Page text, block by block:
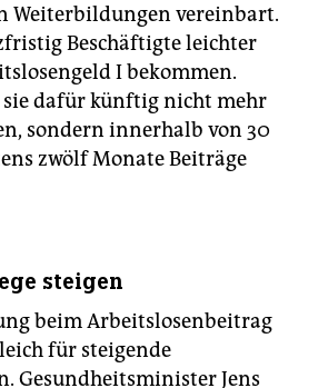
Weiterbildungen vereinbart.
Beschäftigte leichter
I bekommen.
sie dafür künftig nicht mehr
sondern innerhalb von 30
zwölf Monate Beiträge
steigen
beim Arbeitslosenbeitrag
für steigende
Gesundheitsminister Jens